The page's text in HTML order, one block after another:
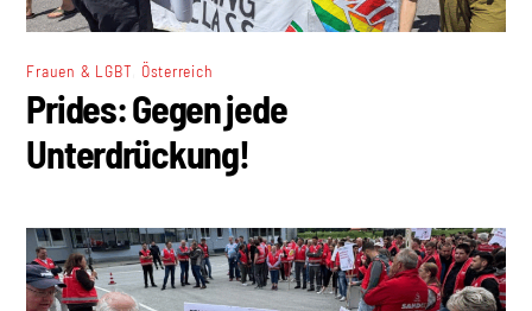
Frauen & LGBT Österreich
Prides: Gegen jede
Unterdrückung!